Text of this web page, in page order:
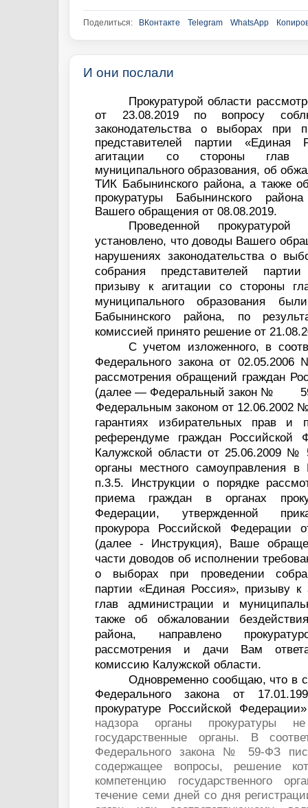
Поделиться: ВКонтакте Telegram WhatsApp
И они послали
Прокуратурой области
от 23.08.2019 по вопросу
законодательства о выборах при
представителей партии «Единая
агитации со стороны глав
муниципального образования, об
ТИК Бабынинского района, а также
прокуратуры Бабынинского
Вашего обращения от 08.08.2019.
Проведенной прокуратурой
установлено, что доводы Вашего
нарушениях законодательства о
собрания представителей
призыву к агитации со стороны
муниципального образования
Бабынинского района, по
комиссией принято решение от
С учетом изложенного, в
Федерального закона от
рассмотрения обращений граждан
(далее — Федеральный закон №
Федеральным законом от 12.06.2002
гарантиях избирательных прав и
референдуме граждан Российской
Калужской области от 25.06.2009
органы местного самоуправления в
п.3.5. Инструкции о порядке
приема граждан в органах
Федерации, утвержденной
прокурора Российской
(далее - Инструкция), Ваше
части доводов об исполнении
о выборах при проведении
партии «Единая Россия», призыву к
глав администрации и
также об обжаловании
района, направлено
рассмотрения и дачи Вам
комиссию Калужской области.
Одновременно сообщаю, что в
Федерального закона от
прокуратуре Российской
надзора органы прокуратуры
государственные органы. В
Федерального закона № 59-ФЗ
содержащее вопросы, решение
компетенцию государственного
течение семи дней со дня